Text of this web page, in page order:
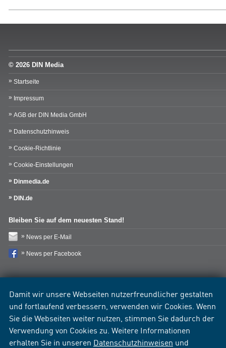
Damit wir unsere Webseiten nutzerfreundlicher gestalten
und fortlaufend verbessern, verwenden wir Cookies. Wenn
Sie die Webseiten weiter nutzen, stimmen Sie dadurch der
Verwendung von Cookies zu. Weitere Informationen
erhalten Sie in unseren Datenschutzhinweisen und
© 2026 DIN Media
Startseite
Impressum
AGB der DIN Media GmbH
Datenschutzhinweis
Cookie-Richtlinie
Cookie-Einstellungen
Dinmedia.de
DIN.de
Bleiben Sie auf dem neuesten Stand!
News per E-Mail
News per Facebook